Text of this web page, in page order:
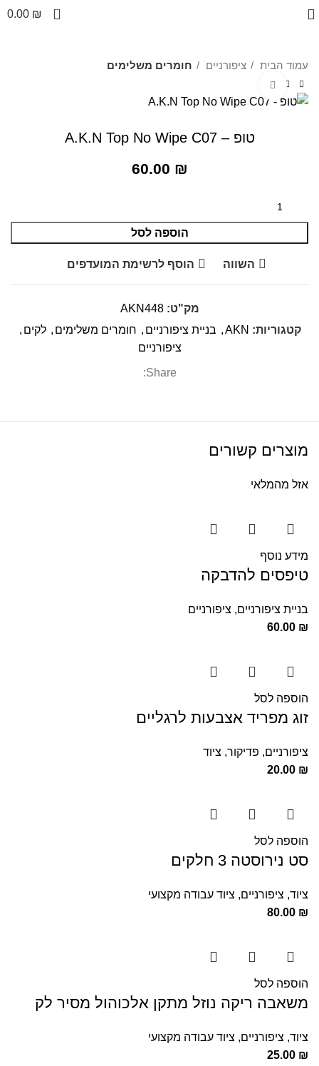
0
0.00 ₪
עמוד הבית ציפורניים חומרים משלימים
טופ – A.K.N Top No Wipe C07
60.00 ₪
הוספה לסל
השווה הוסף לרשימת המועדפים
מק"ט:AKN448
קטגוריות: AKN
, בניית ציפורניים , חומרים משלימים , לקים ,
ציפורניים
Share:
מוצרים קשורים
אזל מהמלאי
מידע נוסף
טיפסים להדבקה
בניית ציפורניים, ציפורניים
60.00 ₪
הוספה לסל
זוג מפריד אצבעות לרגליים
ציפורניים, פדיקור, ציוד
20.00 ₪
הוספה לסל
סט נירוסטה 3 חלקים
ציוד, ציפורניים, ציוד עבודה מקצועי
80.00 ₪
הוספה לסל
משאבה ריקה נוזל מתקן אלכוהול מסיר לק
ציוד, ציפורניים, ציוד עבודה מקצועי
25.00 ₪